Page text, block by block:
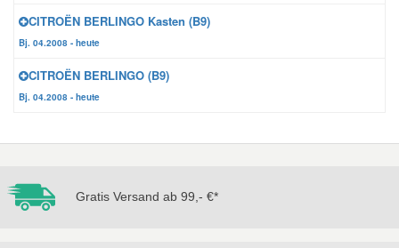
CITROËN BERLINGO Kasten (B9)
Bj. 04.2008 - heute
CITROËN BERLINGO (B9)
Bj. 04.2008 - heute
Gratis Versand ab 99,- €*
Jeep Ersatzteile
Lancia Ersatzteile